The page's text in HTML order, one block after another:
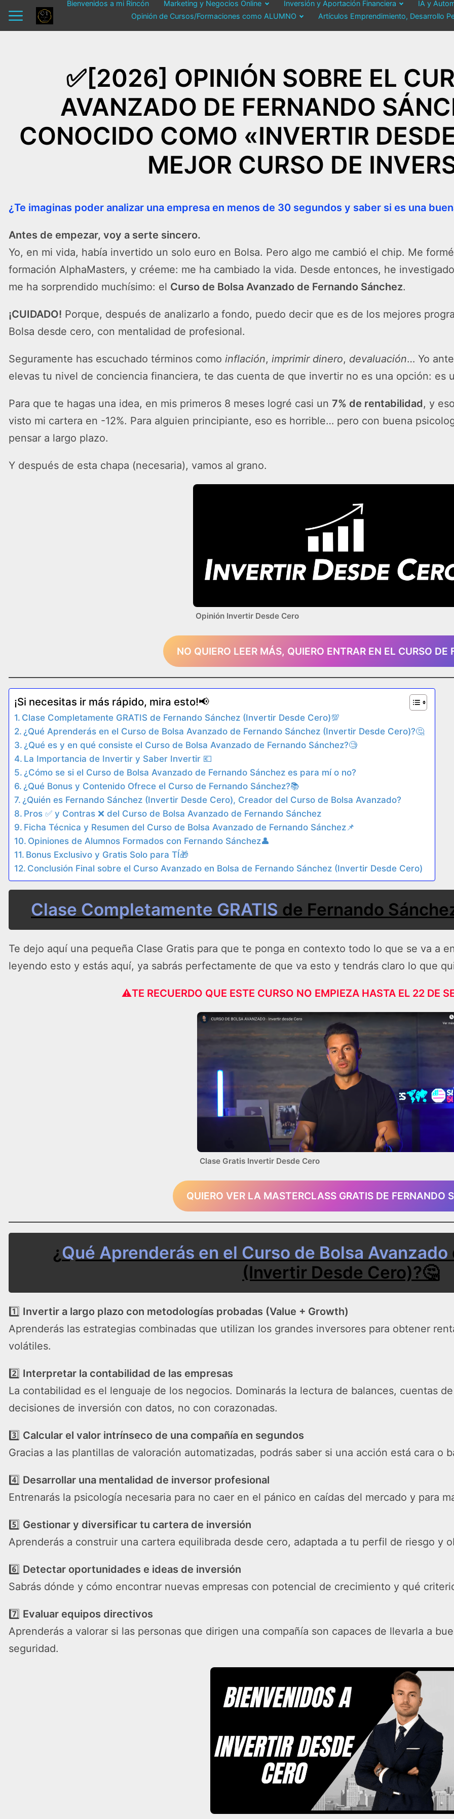
Bienvenidos a mi Rincón Marketing y Negocios Online Inversión y Aportación Financiera IA y
Opinión de Cursos/Formaciones como ALUMNO
Artículos Emprendimiento, Desarrollo
✅​[2026] OPINIÓN SOBRE EL
AVANZADO DE FERNANDO
CONOCIDO COMO «INVERTIR
MEJOR CURSO DE
¿Te imaginas poder analizar una empresa en menos de 30 segundos y saber si es una
Antes de empezar, voy a serte sincero.
Yo, en mi vida, había invertido un solo euro en Bolsa. Pero algo me cambió el chip. Me
formación AlphaMasters, y créeme: me ha cambiado la vida. Desde entonces, he
me ha sorprendido muchísimo: el Curso de Bolsa Avanzado de Fernando Sánchez.
¡CUIDADO! Porque, después de analizarlo a fondo, puedo decir que es de los mejores
Bolsa desde cero, con mentalidad de profesional.
Seguramente has escuchado términos como inflación, imprimir dinero, devaluación… Yo
elevas tu nivel de conciencia financiera, te das cuenta de que invertir no es una opción: es
Para que te hagas una idea, en mis primeros 8 meses logré casi un 7% de rentabilidad, y
visto mi cartera en -12%. Para alguien principiante, eso es horrible… pero con buena
pensar a largo plazo.
Y después de esta chapa (necesaria), vamos al grano.
Opinión Invertir Desde Cero
NO QUIERO LEER MÁS, QUIERO ENTRAR EN EL CURSO DE
¡Si necesitas ir más rápido, mira esto!📢​
Clase Completamente GRATIS de Fernando Sánchez (Invertir Desde Cero)💯​
¿Qué Aprenderás en el Curso de Bolsa Avanzado de Fernando Sánchez (Invertir Desde Cero)?🤔
¿Qué es y en qué consiste el Curso de Bolsa Avanzado de Fernando Sánchez?🧐​
La Importancia de Invertir y Saber Invertir 💶
¿Cómo se si el Curso de Bolsa Avanzado de Fernando Sánchez es para mí o no?
¿Qué Bonus y Contenido Ofrece el Curso de Fernando Sánchez?​📚​
¿Quién es Fernando Sánchez (Invertir Desde Cero), Creador del Curso de Bolsa Avanzado?
Pros ​✅​ y Contras ❌ del Curso de Bolsa Avanzado de Fernando Sánchez
Ficha Técnica y Resumen del Curso de Bolsa Avanzado de Fernando Sánchez📌
Opiniones de Alumnos Formados con Fernando Sánchez👤
Bonus Exclusivo y Gratis Solo para TÍ🎁​
Conclusión Final sobre el Curso Avanzado en Bolsa de Fernando Sánchez (Invertir Desde Cero)
Clase Completamente GRATIS de Fernando
Te dejo aquí una pequeña Clase Gratis para que te ponga en contexto todo lo que se va a
leyendo esto y estás aquí, ya sabrás perfectamente de que va esto y tendrás claro lo que
⚠️TE RECUERDO QUE ESTE CURSO NO EMPIEZA HASTA EL 22 DE
Clase Gratis Invertir Desde Cero
QUIERO VER LA MASTERCLASS GRATIS DE FERNANDO
¿Qué Aprenderás en el Curso de Bolsa Avanzado
(Invertir Desde Cero)?🤔
1️⃣ Invertir a largo plazo con metodologías probadas (Value + Growth)
Aprenderás las estrategias combinadas que utilizan los grandes inversores para obtener
volátiles.
2️⃣ Interpretar la contabilidad de las empresas
La contabilidad es el lenguaje de los negocios. Dominarás la lectura de balances, cuentas
decisiones de inversión con datos, no con corazonadas.
3️⃣ Calcular el valor intrínseco de una compañía en segundos
Gracias a las plantillas de valoración automatizadas, podrás saber si una acción está cara o
4️⃣ Desarrollar una mentalidad de inversor profesional
Entrenarás la psicología necesaria para no caer en el pánico en caídas del mercado y para
5️⃣ Gestionar y diversificar tu cartera de inversión
Aprenderás a construir una cartera equilibrada desde cero, adaptada a tu perfil de riesgo y
6️⃣ Detectar oportunidades e ideas de inversión
Sabrás dónde y cómo encontrar nuevas empresas con potencial de crecimiento y qué
7️⃣ Evaluar equipos directivos
Aprenderás a valorar si las personas que dirigen una compañía son capaces de llevarla a
seguridad.